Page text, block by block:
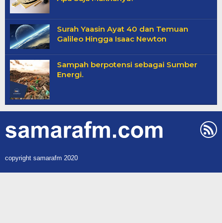
Surah Yaasin Ayat 40 dan Temuan
Galileo Hingga Isaac Newton
Sampah berpotensi sebagai Sumber
Energi.
copyright samarafm 2020